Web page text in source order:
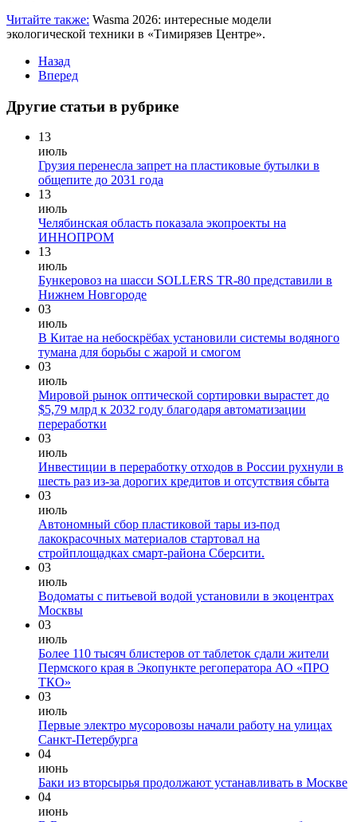
Читайте также: Wasma 2026: интересные модели
экологической техники в «Тимирязев Центре».
Назад
Вперед
Другие статьи в рубрике
13
июль
Грузия перенесла запрет на пластиковые бутылки в
общепите до 2031 года
13
июль
Челябинская область показала экопроекты на
ИННОПРОМ
13
июль
Бункеровоз на шасси SOLLERS TR-80 представили в
Нижнем Новгороде
03
июль
В Китае на небоскрёбах установили системы водяного
тумана для борьбы с жарой и смогом
03
июль
Мировой рынок оптической сортировки вырастет до
$5,79 млрд к 2032 году благодаря автоматизации
переработки
03
июль
Инвестиции в переработку отходов в России рухнули в
шесть раз из-за дорогих кредитов и отсутствия сбыта
03
июль
Автономный сбор пластиковой тары из-под
лакокрасочных материалов стартовал на
стройплощадках смарт-района Сберсити.
03
июль
Водоматы с питьевой водой установили в экоцентрах
Москвы
03
июль
Более 110 тысяч блистеров от таблеток сдали жители
Пермского края в Экопункте регоператора АО «ПРО
ТКО»
03
июль
Первые электро мусоровозы начали работу на улицах
Санкт-Петербурга
04
июнь
Баки из вторсырья продолжают устанавливать в Москве
04
июнь